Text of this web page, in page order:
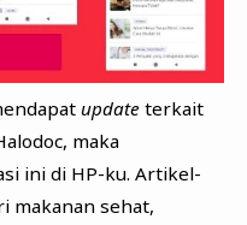
updateterkait
maka
ini di HP-ku. Artikel-
makanan sehat,